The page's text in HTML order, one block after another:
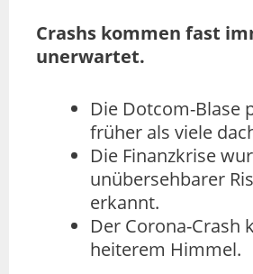
Crashs kommen fast
unerwartet.
Die Dotcom-Blase
früher als viele
Die Finanzkrise
unübersehbarer
erkannt.
Der Corona-Crash
heiterem Himmel.